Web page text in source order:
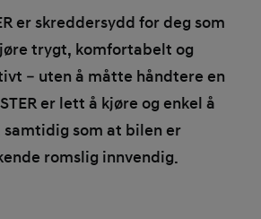
er skreddersydd for deg som
trygt, komfortabelt og
– uten å måtte håndtere en
er lett å kjøre og enkel å
samtidig som at bilen er
romslig innvendig.